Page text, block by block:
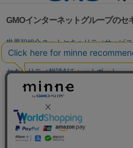
GMOインターネットグループのセ
世界初総合ネットセキュリティサービス
パスワード漏洩診断
Webサイトリ
セキュリティ相談AIチャットボット
実在証明・盗聴対策
サイバー攻撃対策（GMO Flatt Security）
セキュリティ事業の軌跡